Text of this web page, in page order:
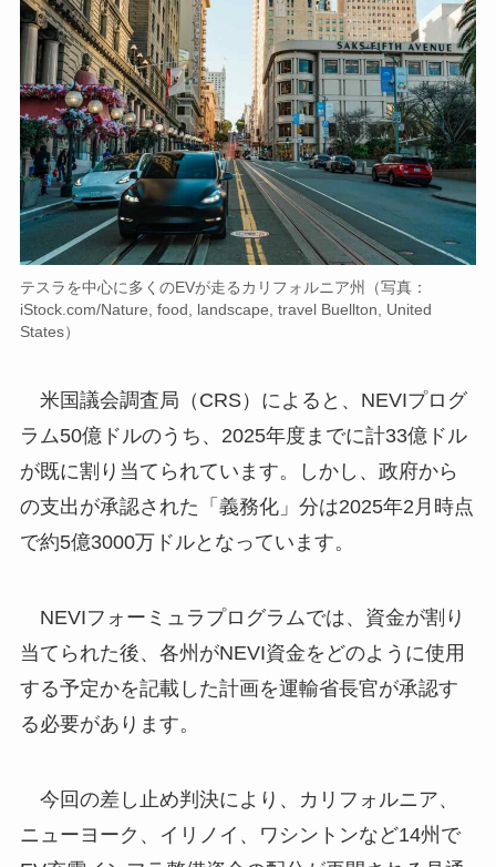
テスラを中心に多くのEVが走るカリフォルニア州（写真：
iStock.com/Nature, food, landscape, travel Buellton, United
States）
米国議会調査局（CRS）によると、NEVIプログ
ラム50億ドルのうち、2025年度までに計33億ドル
が既に割り当てられています。しかし、政府から
の支出が承認された「義務化」分は2025年2月時点
で約5億3000万ドルとなっています。
NEVIフォーミュラプログラムでは、資金が割り
当てられた後、各州がNEVI資金をどのように使用
する予定かを記載した計画を運輸省長官が承認す
る必要があります。
今回の差し止め判決により、カリフォルニア、
ニューヨーク、イリノイ、ワシントンなど14州で